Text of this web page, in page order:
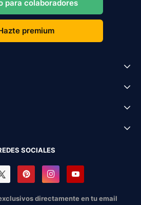
para colaboradores
premium
SOCIALES
directamente en tu email